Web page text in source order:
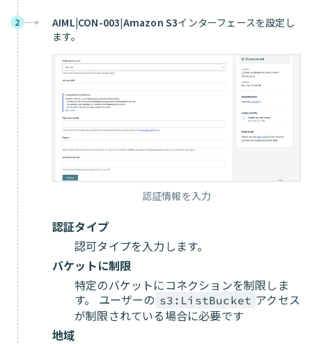
2 AIML|CON-003|Amazon S3インターフェースを設定し
ます。
認証情報を入力
認証タイプ
認可タイプを入力します。
バケットに制限
特定のバケットにコネクションを制限しま
す。 ユーザーの s3:ListBucket アクセス
が制限されている場合に必要です
地域